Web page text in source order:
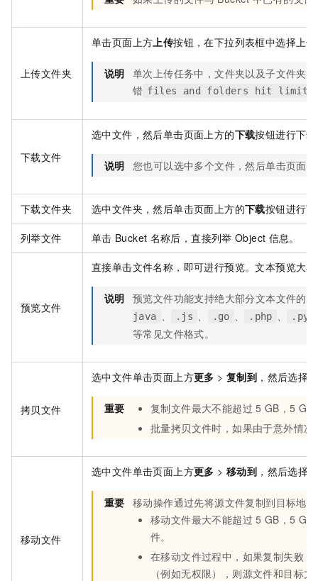
上传文件夹
单击页面上方 上传按钮，在下拉列表框中选择上
说明 单次上传任务中，文件夹以及子文件夹
错 files and folders hit
下载文件
选中文件，然后单击页面上方的下载按钮进行下
说明 您也可以选中多个文件，然后单击页面
下载文件夹 选中文件夹，然后单击页面上方的下载按钮进行
列举文件 单击 Bucket 名称后，直接列举 Object 信息。
预览文件
直接单击文件名称，即可进行预览。文本预览大
说明 预览文件功能支持绝大部分文本文件的
java .js .go .php .py
等常见文件格式。
拷贝文件
选中文件单击页面上方更多 >复制到 ，然后选择
重要 复制文件最大不能超过 5 GB，5 GB
批量拷贝文件时，如果由于意外情
移动文件
选中文件单击页面上方更多 >移动到 ，然后选择
重要 移动操作通过先将源文件复制到目标地
移动文件最大不能超过 5 GB，5 GB
件。
在移动文件过程中，如果复制失败
（例如无权限），则源文件和目标